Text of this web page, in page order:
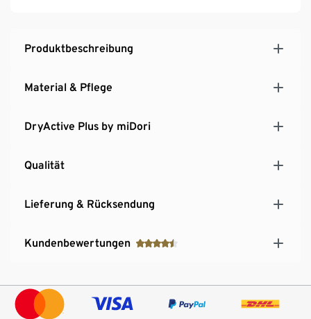
Produktbeschreibung
Material & Pflege
DryActive Plus by miDori
Qualität
Lieferung & Rücksendung
Kundenbewertungen